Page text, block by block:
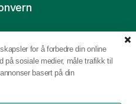
for å forbedre din online
på sosiale medier, måle trafikk til
basert på din